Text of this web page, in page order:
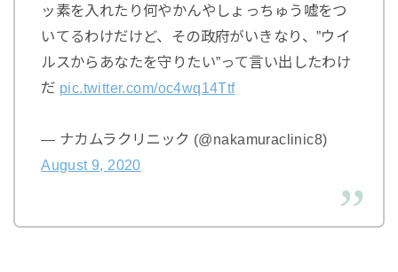
ッ素を入れたり何やかんやしょっちゅう嘘をつ
いてるわけだけど、その政府がいきなり、”ウイ
ルスからあなたを守りたい”って言い出したわけ
だ pic.twitter.com/oc4wq14Ttf
— ナカムラクリニック (@nakamuraclinic8)
August 9, 2020